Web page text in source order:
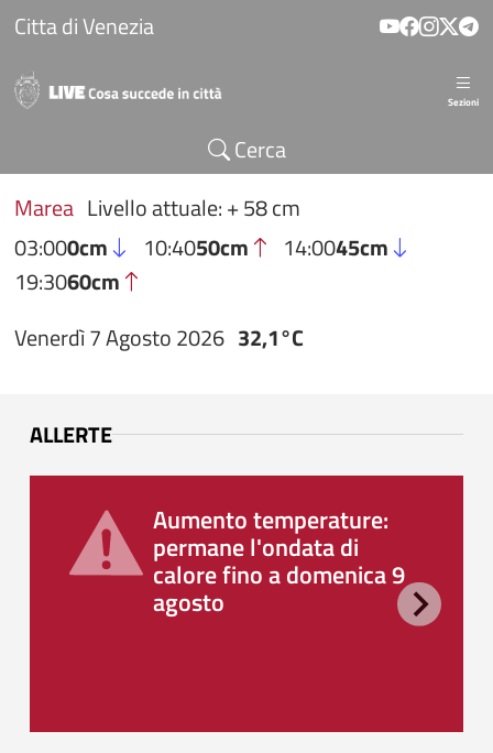
Salta al contenuto principale
Citta di Venezia
Sezioni
Cerca
Marea Livello attuale: + 58 cm
03:000cm 10:4050cm 14:0045cm
19:3060cm
Venerdì 7 Agosto 2026 32,1°C
ALLERTE
Aumento temperature:
permane l'ondata di
calore fino a domenica 9
agosto